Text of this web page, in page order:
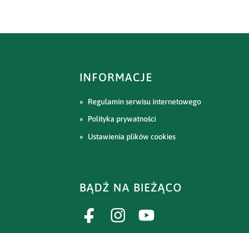
INFORMACJE
Regulamin serwisu internetowego
Polityka prywatności
Ustawienia plików cookies
BĄDŹ NA BIEŻĄCO